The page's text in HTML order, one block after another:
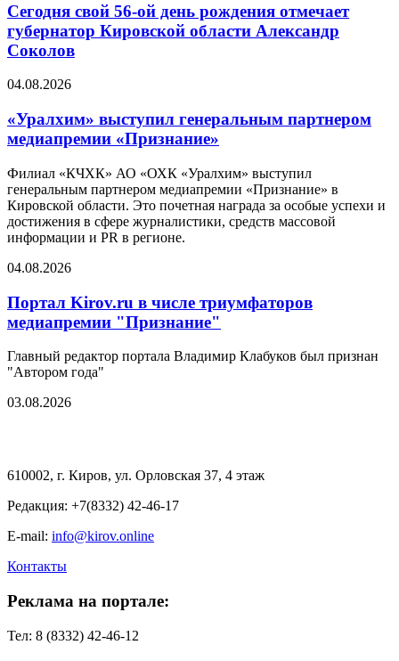
Сегодня свой 56-ой день рождения отмечает
губернатор Кировской области Александр
Соколов
04.08.2026
«Уралхим» выступил генеральным партнером
медиапремии «Признание»
Филиал «КЧХК» АО «ОХК «Уралхим» выступил
генеральным партнером медиапремии «Признание» в
Кировской области. Это почетная награда за особые успехи и
достижения в сфере журналистики, средств массовой
информации и PR в регионе.
04.08.2026
Портал Kirov.ru в числе триумфаторов
медиапремии "Признание"
Главный редактор портала Владимир Клабуков был признан
"Автором года"
03.08.2026
610002, г. Киров, ул. Орловская 37, 4 этаж
Редакция: +7(8332) 42-46-17
E-mail: info@kirov.online
Контакты
Реклама на портале:
Тел: 8 (8332) 42-46-12